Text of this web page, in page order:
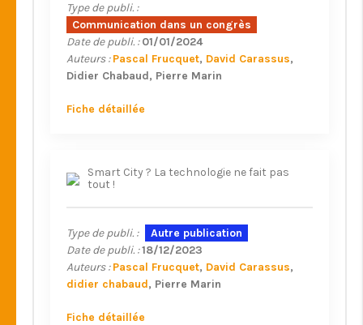
Type de publi. :
Communication dans un congrès
Date de publi. : 01/01/2024
Auteurs : Pascal Frucquet David Carassus
Didier Chabaud Pierre Marin
Fiche détaillée
Smart City ? La technologie ne fait pas
tout !
Type de publi. :
Autre publication
Date de publi. :18/12/2023
Auteurs : Pascal Frucquet David Carassus
didier chabaud Pierre Marin
Fiche détaillée